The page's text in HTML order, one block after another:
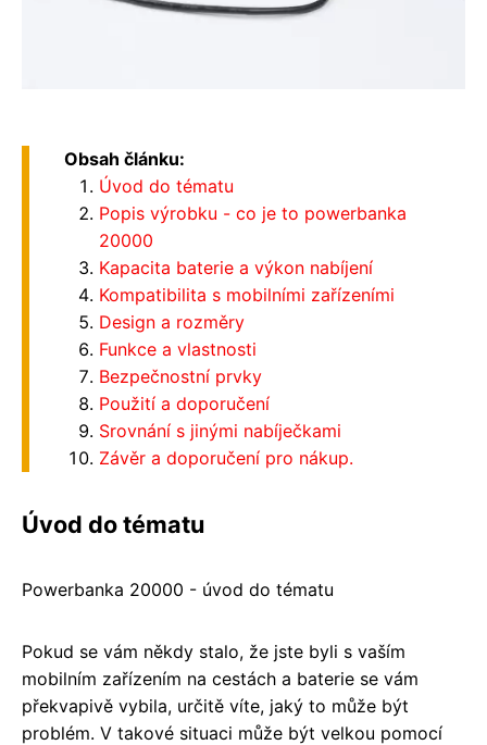
Obsah článku:
Úvod do tématu
Popis výrobku - co je to powerbanka
20000
Kapacita baterie a výkon nabíjení
Kompatibilita s mobilními zařízeními
Design a rozměry
Funkce a vlastnosti
Bezpečnostní prvky
Použití a doporučení
Srovnání s jinými nabíječkami
Závěr a doporučení pro nákup.
Úvod do tématu
Powerbanka 20000 - úvod do tématu
Pokud se vám někdy stalo, že jste byli s vaším
mobilním zařízením na cestách a baterie se vám
překvapivě vybila, určitě víte, jaký to může být
problém. V takové situaci může být velkou pomocí